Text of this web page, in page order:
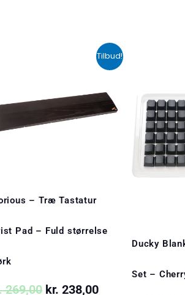
Tilbud!
– Træ Tastatur
Pad – Fuld størrelse
269,00
oprindelige
var:
kr. 269,00.
kr. 238,00
Den
aktuelle
er:
kr. 238,00.
Ducky
Set –